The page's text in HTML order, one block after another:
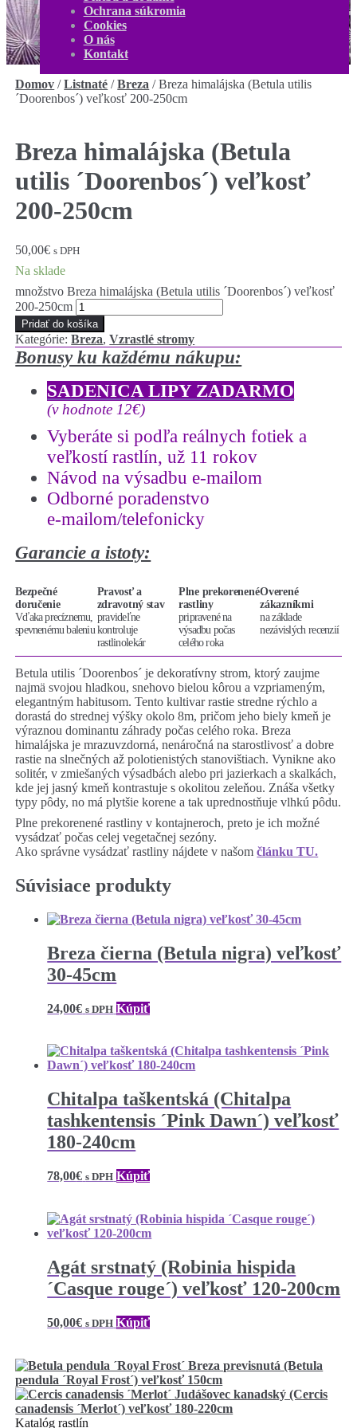
KontaktOchrana súkromia
Cookies
O nás
Kontakt
€ 0 produktov
Domov /Listnaté /Breza /Breza himalájska (Betula utilis
´Doorenbos´) veľkosť 200-250cm
Breza himalájska (Betula
utilis ´Doorenbos´) veľkosť
200-250cm
50,00€ s DPH
Na sklade
množstvo Breza himalájska (Betula utilis ´Doorenbos´) veľkosť
200-250cm
Pridať do košíka
Kategórie:Breza,Vzrastlé stromy
Bonusy ku každému nákupu:
SADENICA LIPY ZADARMO
(v hodnote 12€)
Vyberáte si podľa reálnych fotiek a
veľkostí rastlín, už 11 rokov
Návod na výsadbu e-mailom
Odborné poradenstvo
e-mailom/telefonicky
Garancie a istoty:
Bezpečné
doručenie
Vďaka precíznemu,
spevnenému baleniu
Pravosť a
zdravotný stav
pravideľne
kontroluje
rastlinolekár
Plne prekorenené
rastliny
pripravené na
výsadbu počas
celého roka
Overené
zákazníkmi
na základe
nezávislých recenzií
Betula utilis ´Doorenbos´ je dekoratívny strom, ktorý zaujme
najmä svojou hladkou, snehovo bielou kôrou a vzpriameným,
elegantným habitusom. Tento kultivar rastie stredne rýchlo a
dorastá do strednej výšky okolo 8m, pričom jeho biely kmeň je
výraznou dominantu záhrady počas celého roka. Breza
himalájska je mrazuvzdorná, nenáročná na starostlivosť a dobre
rastie na slnečných až polotienistých stanovištiach. Vynikne ako
solitér, v zmiešaných výsadbách alebo pri jazierkach a skalkách,
kde jej jasný kmeň kontrastuje s okolitou zeleňou. Znáša všetky
typy pôdy, no má plytšie korene a tak uprednostňuje vlhkú pôdu.
Plne prekorenené rastliny v kontajneroch, preto je ich možné
vysádzať počas celej vegetačnej sezóny.
Ako správne vysádzať rastliny nájdete v našomčlánku TU.
Súvisiace produkty
Breza čierna (Betula nigra) veľkosť
30-45cm
24,00€ s DPH Kúpiť
Chitalpa taškentská (Chitalpa
tashkentensis ´Pink Dawn´) veľkosť
180-240cm
78,00€ s DPH Kúpiť
Agát srstnatý (Robinia hispida
´Casque rouge´) veľkosť 120-200cm
50,00€ s DPH Kúpiť
Breza previsnutá (Betula
pendula ´Royal Frost´) veľkosť 150cm
Judášovec kanadský (Cercis
canadensis ´Merlot´) veľkosť 180-220cm
Katalóg rastlín